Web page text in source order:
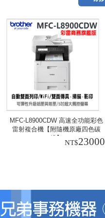
MFC-L8900CDW 高速全功能彩色
雷射複合機【附隨機原廠四色碳
粉】
23000